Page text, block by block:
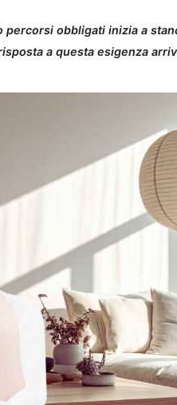
percorsi obbligati inizia a
a questa esigenza